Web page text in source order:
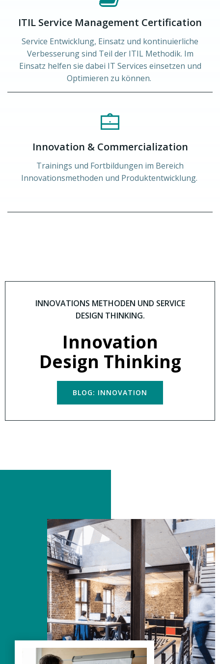
ITIL Service Management Certification
Service Entwicklung, Einsatz und kontinuierliche
Verbesserung sind Teil der ITIL Methodik. Im
Einsatz helfen sie dabei IT Services einsetzen und
Optimieren zu können.
Innovation & Commercialization
Trainings und Fortbildungen im Bereich
Innovationsmethoden und Produktentwicklung.
INNOVATIONS METHODEN UND SERVICE
DESIGN THINKING.
Innovation
Design Thinking
BLOG: INNOVATION